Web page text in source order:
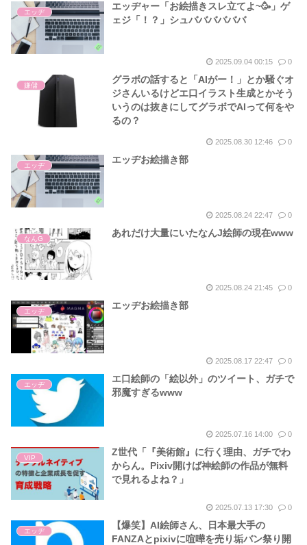
エッヂ
エッヂャー「お絵描きスレ立てよ~🥳」ゲ
ェジ「！？」シュババババババ
2025.09.04 00:15 0
嫌儲
グラボの話すると「AIがー！」とか騒ぐオ
ジさんいるけどエ口イラスト生成とかそう
いうのは抜きにしてグラボでAIって何をや
るの？
2025.08.30 12:46 0
エッヂ
エッヂお絵描き部
2025.08.24 22:47 0
なんG
あれだけ大量にいたなんJ絵師の現在www
2025.08.24 21:45 0
エッヂ
エッヂお絵描き部
2025.08.17 22:47 0
エッヂ
エ口絵師の「絵以外」のツイート、ガチで
邪魔すぎるwww
2025.07.16 14:00 0
VIP
Z世代「『美術館』に行く理由、ガチでわ
からん。Pixiv開けば神絵師の作品が無料
で見れるよね？」
2025.07.13 17:30 0
エッヂ
【爆笑】AI絵師さん、日本最大手の
FANZAとpixivに喧嘩を売り垢バン祭り開